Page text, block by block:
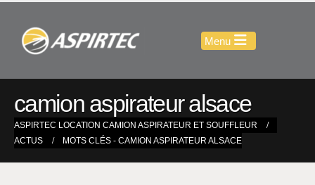
camion aspirateur alsace
ASPIRTEC LOCATION CAMION ASPIRATEUR ET SOUFFLEUR
ACTUS
MOTS CLÉS - CAMION ASPIRATEUR ALSACE